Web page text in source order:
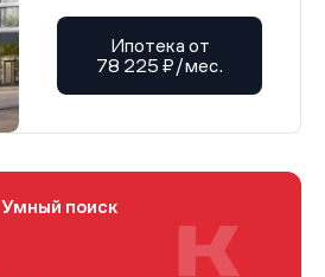
Ипотека от
78 225 ₽/мес.
Умный поиск